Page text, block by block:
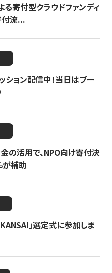
寄付型クラウドファンディ
付流...
ション配信中！当日はブー
の活用で、NPO向け寄付決
が補助
」選定式に参加しま